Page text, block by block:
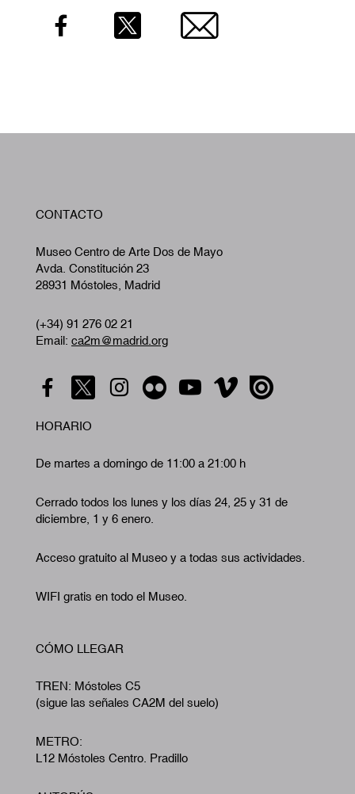
Facebook Email
CONTACTO
Museo Centro de Arte Dos de Mayo
Avda. Constitución 23
28931 Móstoles, Madrid
(+34) 91 276 02 21
Email: ca2m@madrid.org
HORARIO
De martes a domingo de 11:00 a 21:00 h
Cerrado todos los lunes y los días 24, 25 y 31 de
diciembre, 1 y 6 enero.
Acceso gratuito al Museo y a todas sus actividades.
WIFI gratis en todo el Museo.
CÓMO LLEGAR
TREN: Móstoles C5
(sigue las señales CA2M del suelo)
METRO:
L12 Móstoles Centro. Pradillo